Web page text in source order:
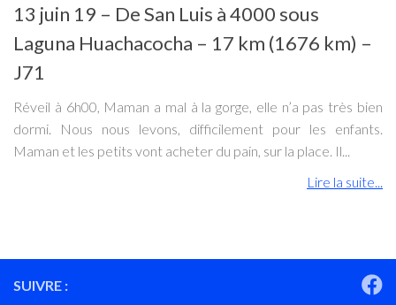
13 juin 19 – De San Luis à 4000 sous
Laguna Huachacocha – 17 km (1676 km) –
J71
Réveil à 6h00, Maman a mal à la gorge, elle n’a pas très bien
dormi. Nous nous levons, difficilement pour les enfants.
Maman et les petits vont acheter du pain, sur la place. Il...
Lire la suite...
SUIVRE :